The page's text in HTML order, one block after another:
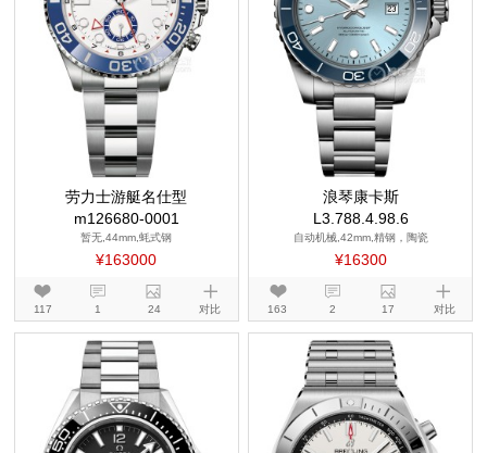
劳力士游艇名仕型
m126680-0001
暂无,44mm,蚝式钢
¥163000
117 1 24 对比
浪琴康卡斯
L3.788.4.98.6
自动机械,42mm,精钢，陶瓷
¥16300
163 2 17 对比